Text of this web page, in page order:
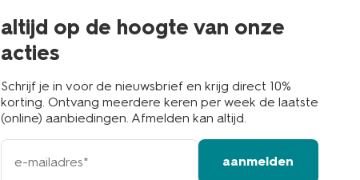
altijd op de hoogte van onze
acties
Schrijf je in voor de nieuwsbrief en krijg direct 10%
korting. Ontvang meerdere keren per week de laatste
(online) aanbiedingen. Afmelden kan altijd.
e-
mailadres
aanmelden